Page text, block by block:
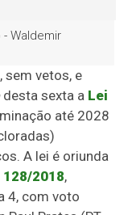
Waldemir
sem vetos, e
desta sexta a Lei
até 2028
A lei é oriunda
128/2018,
4, com voto